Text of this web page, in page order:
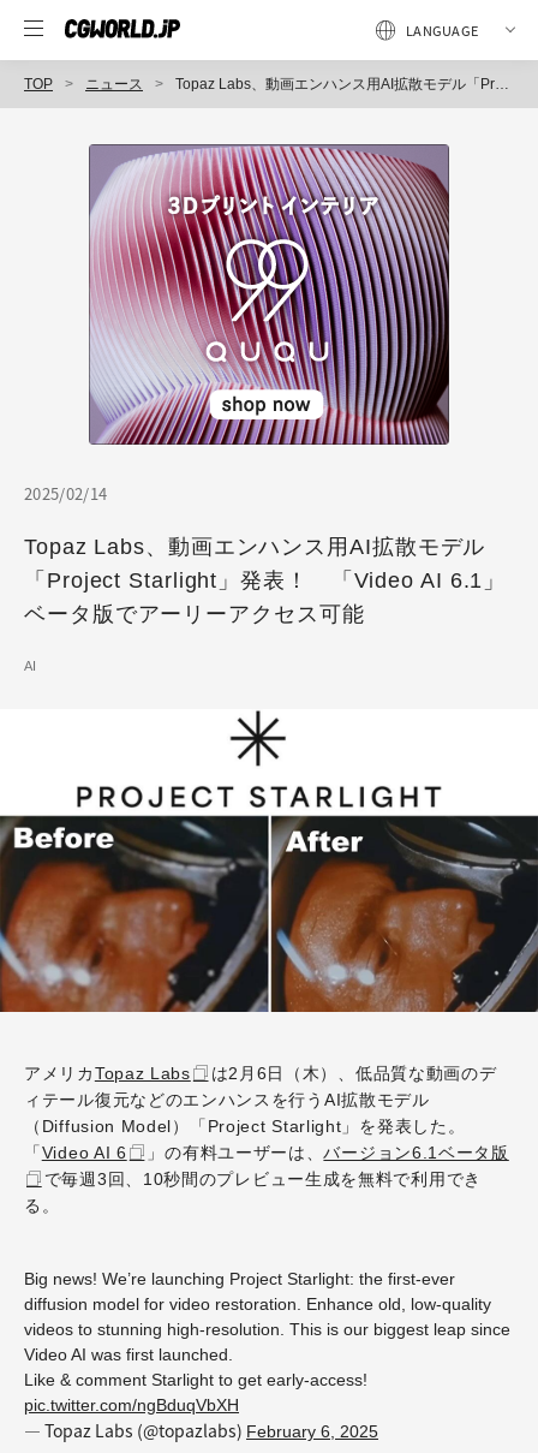
TOP ニュース Topaz Labs、動画エンハンス用AI拡散モデル「Project Starlight」発表！ 「Video AI 6.1」ベータ版でアーリーアクセス可能
2025/02/14
Topaz Labs、動画エンハンス用AI拡散モデル
「Project Starlight」発表！ 「Video AI 6.1」
ベータ版でアーリーアクセス可能
AI
アメリカTopaz Labs
は2月6日（木）、低品質な動画のデ
ィテール復元などのエンハンスを行うAI拡散モデル
（Diffusion Model）「Project Starlight」を発表した。
「Video AI 6 」の有料ユーザーは、バージョン6.1ベータ版
で毎週3回、10秒間のプレビュー生成を無料で利用でき
る。
Big news! We’re launching Project Starlight: the first-ever
diffusion model for video restoration. Enhance old, low-quality
videos to stunning high-resolution. This is our biggest leap since
Video AI was first launched.
Like & comment Starlight to get early-access!
pic.twitter.com/ngBduqVbXH
— Topaz Labs (@topazlabs) February 6, 2025